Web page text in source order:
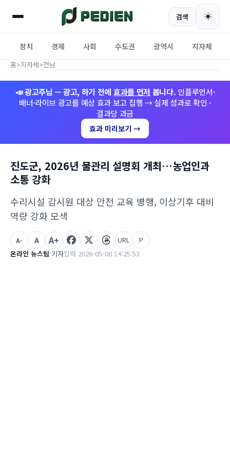
검색 ☀️
정치 경제 사회 수도권 광역시 지자체
홈>지자체>전남
📣 광고주님 — 광고, 하기 전에 효과를 먼저 봅니다. 인플루언서·
배너·라이브 광고를 예상 효과 보고 집행 → 실제 성과로 확인 ·
결과당 과금
효과 미리보기 →
진도군, 2026년 물관리 설명회 개최…농업인과
소통 강화
수리시설 감시원 대상 안전 교육 병행, 이상기후 대비
역량 강화 모색
온라인 뉴스팀 기자입력 2026-05-08 14:25:53
A- A A+ URL P